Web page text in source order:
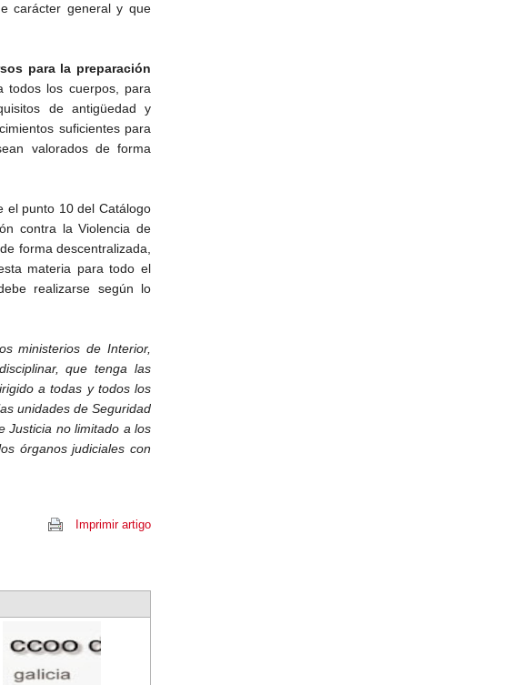
carácter general y que
para la preparación
todos los cuerpos, para
de antigüedad y
suficientes para
valorados de forma
el punto 10 del Catálogo
contra la Violencia de
forma descentralizada,
materia para todo el
realizarse según lo
ministerios de Interior,
que tenga las
a todas y todos los
unidades de Seguridad
Justicia no limitado a los
órganos judiciales con
Imprimir artigo